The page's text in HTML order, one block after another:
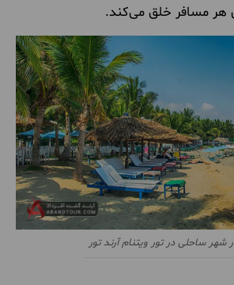
هر مسافر خلق می‌کند.
شهر ساحلی در تور ویتنام آرند تور